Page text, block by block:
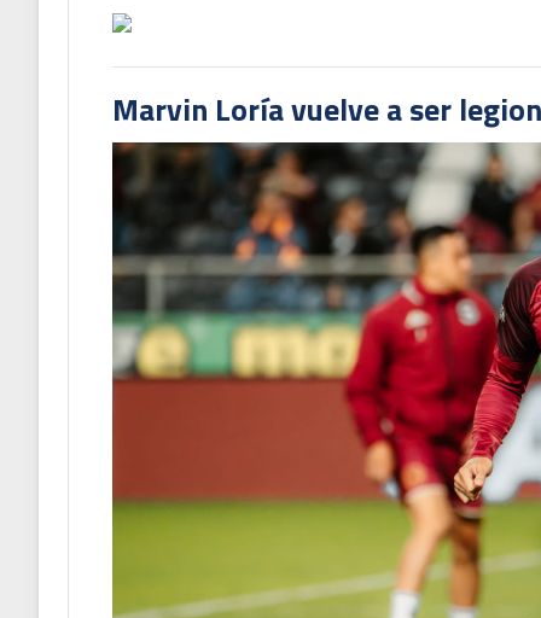
Marvin Loría vuelve a ser